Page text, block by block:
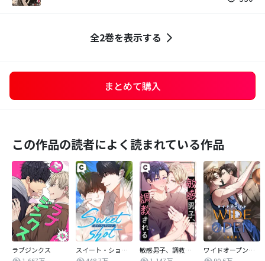
全2巻を表示する
まとめて購入
この作品の読者によく読まれている作品
ラブジンクス
スイート・ショット
敏感男子、調教される
ワイドオープン【改訂版】